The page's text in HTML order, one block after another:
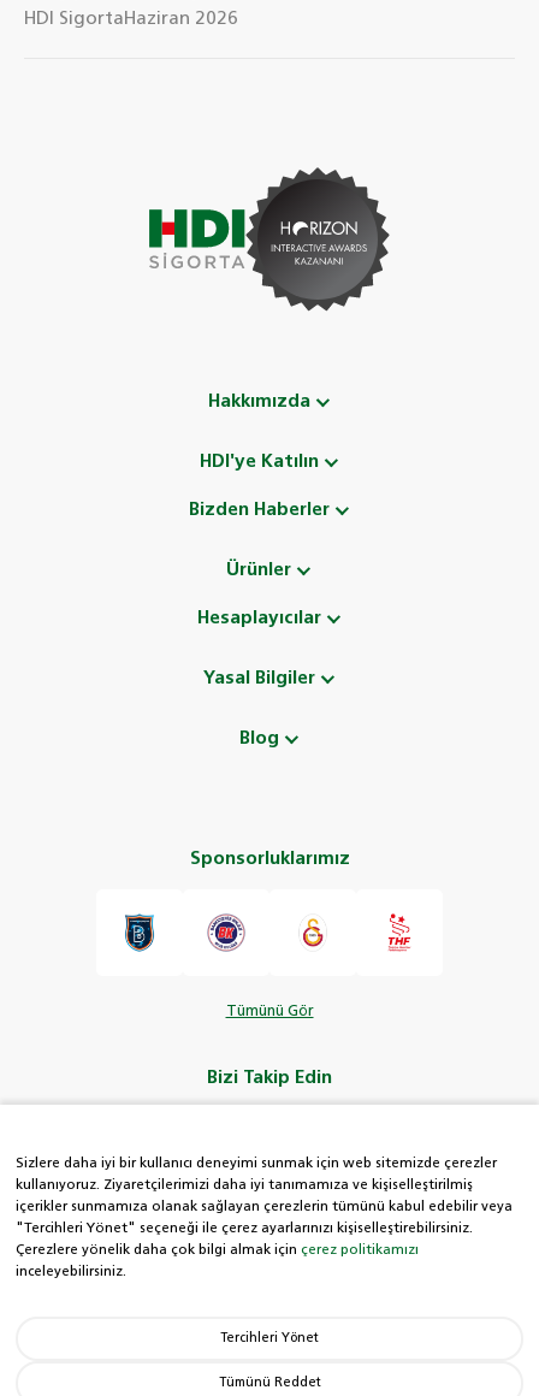
HDI Sigorta Haziran 2026
Hakkımızda
HDI'ye Katılın
Bizden Haberler
Ürünler
Hesaplayıcılar
Yasal Bilgiler
Blog
Sponsorluklarımız
Tümünü Gör
Aranmayan Paralar
Bizi Takip Edin
HDI Kolay Hat
Sizlere daha iyi bir kullanıcı deneyimi sunmak için web sitemizde çerezler
kullanıyoruz. Ziyaretçilerimizi daha iyi tanımamıza ve kişiselleştirilmiş
içerikler sunmamıza olanak sağlayan çerezlerin tümünü kabul edebilir veya
"Tercihleri Yönet" seçeneği ile çerez ayarlarınızı kişiselleştirebilirsiniz.
Çerezlere yönelik daha çok bilgi almak içinçerez politikamızı
inceleyebilirsiniz.
Tercihleri Yönet
Tümünü Reddet